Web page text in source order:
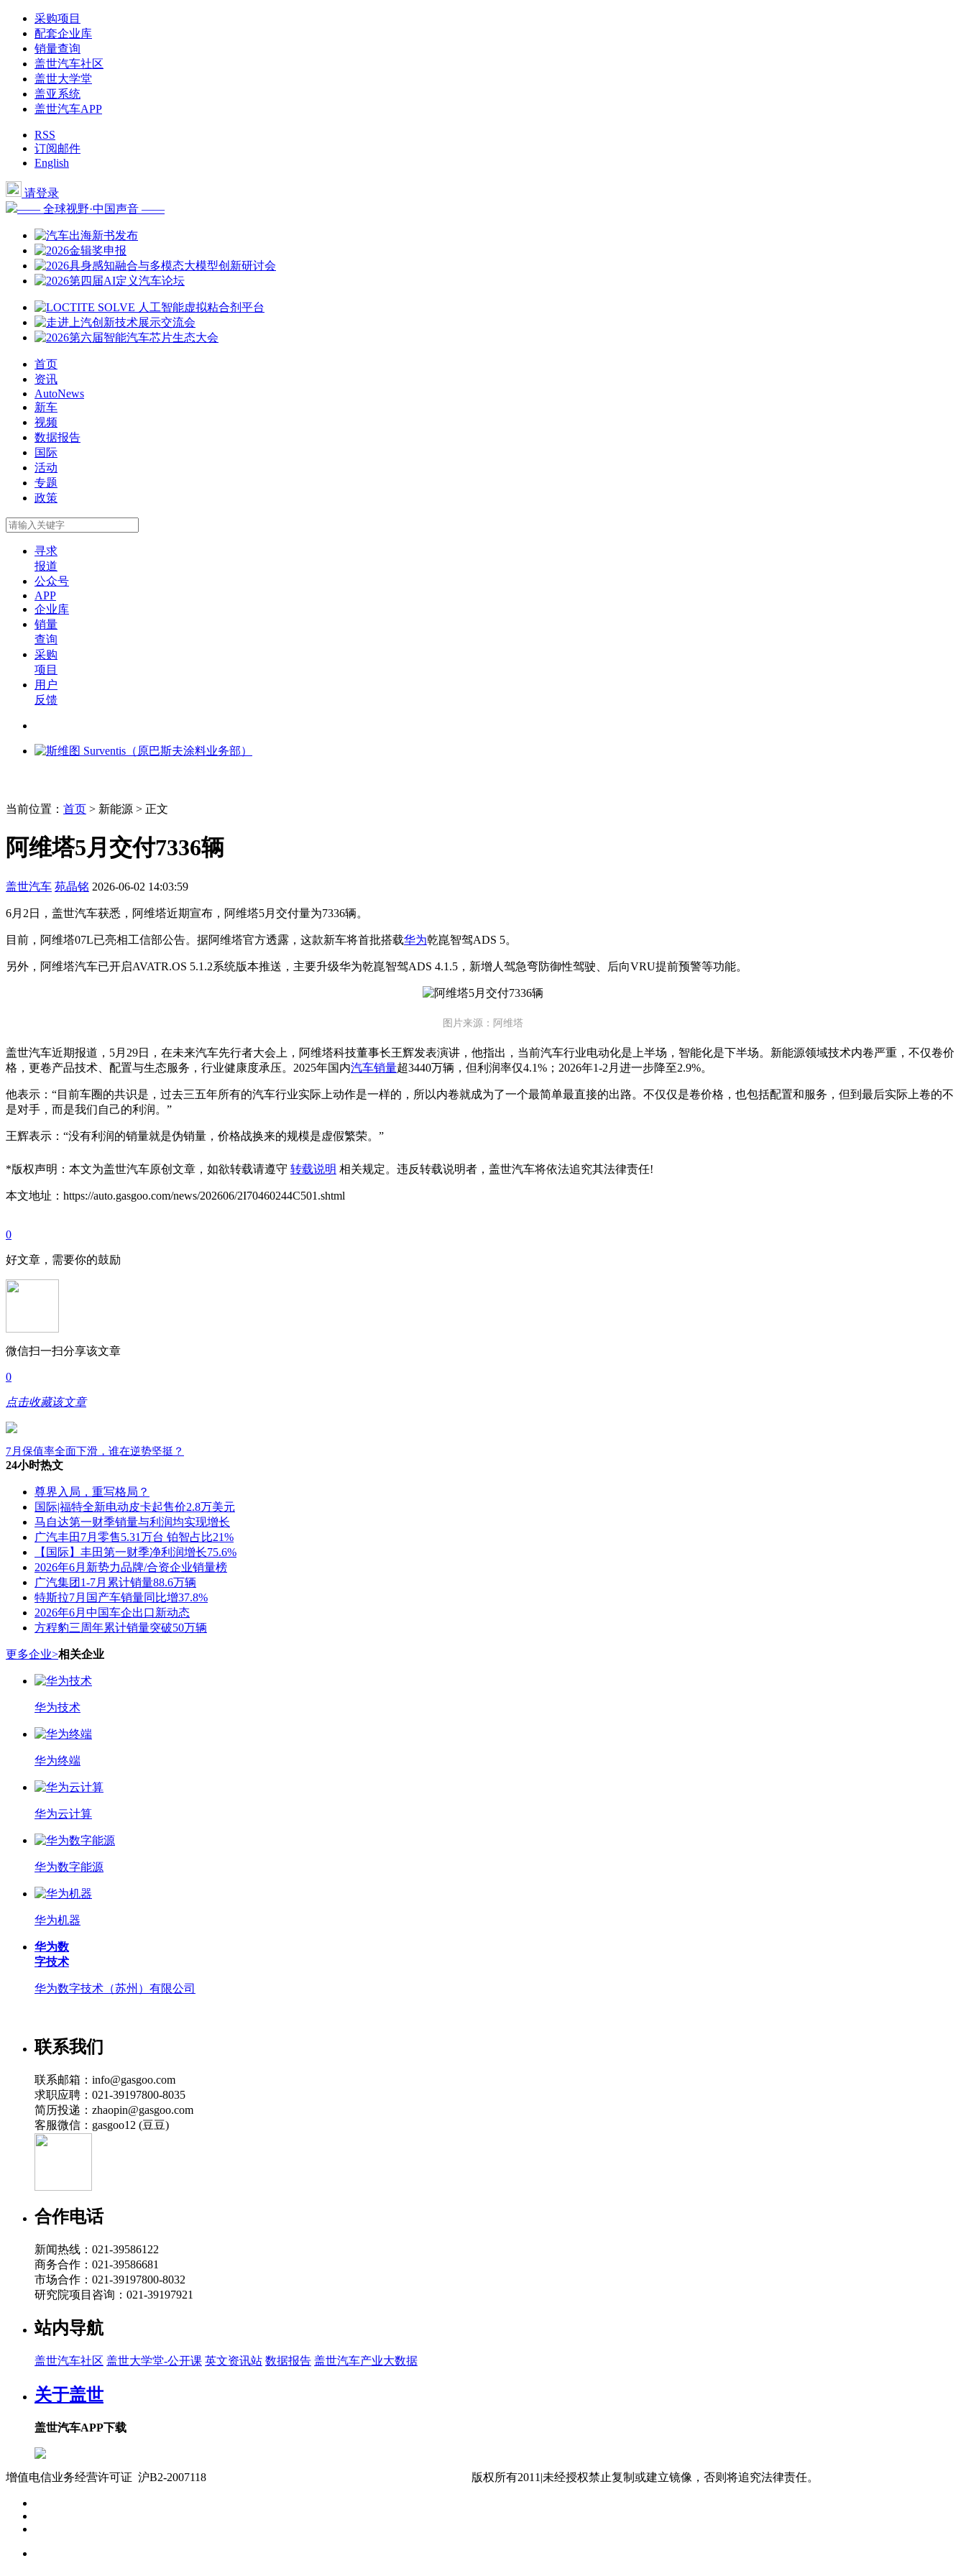
采购项目
配套企业库
销量查询
盖世汽车社区
盖世大学堂
盖亚系统
盖世汽车APP
RSS
订阅邮件
English
请登录
—— 全球视野·中国声音 ——
首页
资讯
AutoNews
新车
视频
数据报告
国际
活动
专题
政策
寻求
报道
公众号
APP
企业库
销量
查询
采购
项目
用户
反馈
当前位置： 首页 > 新能源 > 正文
阿维塔5月交付7336辆
盖世汽车 苑晶铭 2026-06-02 14:03:59
6月2日，盖世汽车获悉，阿维塔近期宣布，阿维塔5月交付量为7336辆。
目前，阿维塔07L已亮相工信部公告。据阿维塔官方透露，这款新车将首批搭载华为乾崑智驾ADS 5。
另外，阿维塔汽车已开启AVATR.OS 5.1.2系统版本推送，主要升级华为乾崑智驾ADS 4.1.5，新增人驾急弯防御性驾驶、后向VRU提前预警等功能。
图片来源：阿维塔
盖世汽车近期报道，5月29日，在未来汽车先行者大会上，阿维塔科技董事长王辉发表演讲，他指出，当前汽车行业电动化是上半场，智能化是下半场。新能源领域技术内卷严重，不仅卷价
格，更卷产品技术、配置与生态服务，行业健康度承压。2025年国内汽车销量超3440万辆，但利润率仅4.1%；2026年1-2月进一步降至2.9%。
他表示：“目前车圈的共识是，过去三五年所有的汽车行业实际上动作是一样的，所以内卷就成为了一个最简单最直接的出路。不仅仅是卷价格，也包括配置和服务，但到最后实际上卷的不
是对手，而是我们自己的利润。”
王辉表示：“没有利润的销量就是伪销量，价格战换来的规模是虚假繁荣。”
*版权声明：本文为盖世汽车原创文章，如欲转载请遵守 转载说明 相关规定。违反转载说明者，盖世汽车将依法追究其法律责任!
本文地址：https://auto.gasgoo.com/news/202606/2I70460244C501.shtml
0
好文章，需要你的鼓励
微信扫一扫分享该文章
0
点击收藏该文章
7月保值率全面下滑，谁在逆势坚挺？
24小时热文
尊界入局，重写格局？
国际|福特全新电动皮卡起售价2.8万美元
马自达第一财季销量与利润均实现增长
广汽丰田7月零售5.31万台 铂智占比21%
【国际】丰田第一财季净利润增长75.6%
2026年6月新势力品牌/合资企业销量榜
广汽集团1-7月累计销量88.6万辆
特斯拉7月国产车销量同比增37.8%
2026年6月中国车企出口新动态
方程豹三周年累计销量突破50万辆
更多企业>相关企业
华为技术
华为终端
华为云计算
华为数字能源
华为机器
华为数
字技术
华为数字技术（苏州）有限公司
联系我们
联系邮箱：info@gasgoo.com
求职应聘：021-39197800-8035
简历投递：zhaopin@gasgoo.com
客服微信：gasgoo12 (豆豆)
合作电话
新闻热线：021-39586122
商务合作：021-39586681
市场合作：021-39197800-8032
研究院项目咨询：021-39197921
站内导航
盖世汽车社区 盖世大学堂-公开课 英文资讯站 数据报告 盖世汽车产业大数据
关于盖世
盖世汽车APP下载
增值电信业务经营许可证 沪B2-2007118 版权所有2011|未经授权禁止复制或建立镜像，否则将追究法律责任。